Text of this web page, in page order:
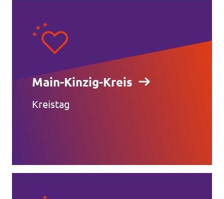
Main-Kinzig-Kreis
Kreistag